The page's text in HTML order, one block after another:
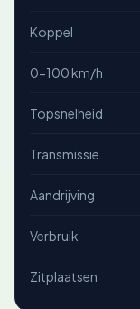
Koppel
0-100 km/h
Topsnelheid
Transmissie
Aandrijving
Verbruik
Zitplaatsen